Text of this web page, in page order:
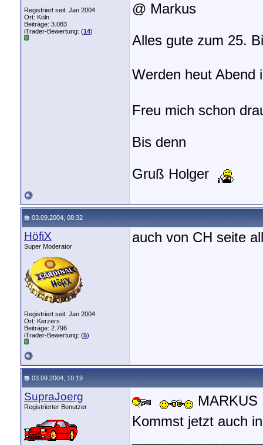
Registriert seit: Jan 2004
Ort: Köln
Beiträge: 3.083
iTrader-Bewertung: (14)
@ Markus
Alles gute zum 25.
Werden heut Abend
Freu mich schon
Bis denn
Gruß Holger
03.09.2004, 08:32
HöfiX
Super Moderator
Registriert seit: Jan 2004
Ort: Kerzers
Beiträge: 2.796
iTrader-Bewertung: (5)
auch von CH seite
03.09.2004, 10:19
SupraJoerg
Registrierter Benutzer
Kommst jetzt auch